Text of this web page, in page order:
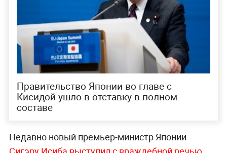
Правительство Японии во главе с
Кисидой ушло в отставку в полном
составе
Недавно новый премьер-министр Японии